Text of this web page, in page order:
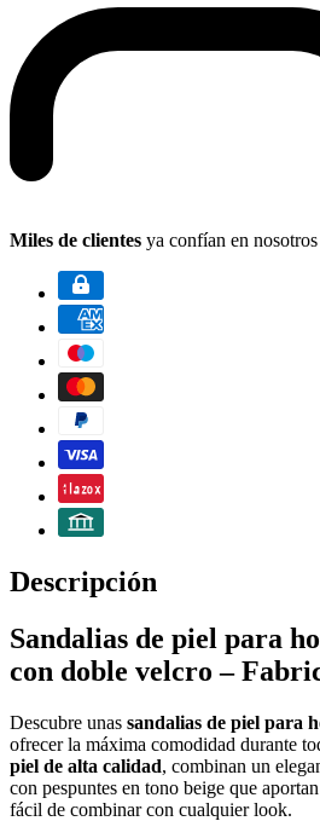
Miles de clientes ya confían en nosotros
Descripción
Sandalias de piel para
con doble velcro –
Descubre unas sandalias de piel para
ofrecer la máxima comodidad durante
piel de alta calidad, combinan un
con pespuntes en tono beige que
fácil de combinar con cualquier look.